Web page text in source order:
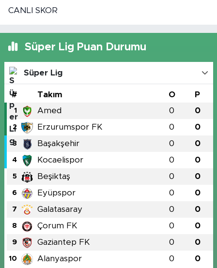
CANLI SKOR
Süper Lig Puan Durumu
Süper Lig
# Takım O P
1 Amed 0 0
2 Erzurumspor FK 0 0
3 Başakşehir 0 0
4 Kocaelispor 0 0
5 Beşiktaş 0 0
6 Eyüpspor 0 0
7 Galatasaray 0 0
8 Çorum FK 0 0
9 Gaziantep FK 0 0
10 Alanyaspor 0 0